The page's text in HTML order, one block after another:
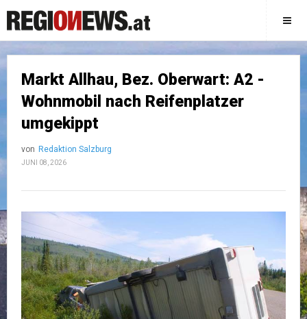
Markt Allhau, Bez. Oberwart: A2 -
Wohnmobil nach Reifenplatzer
umgekippt
von Redaktion Salzburg
JUNI 08, 2026